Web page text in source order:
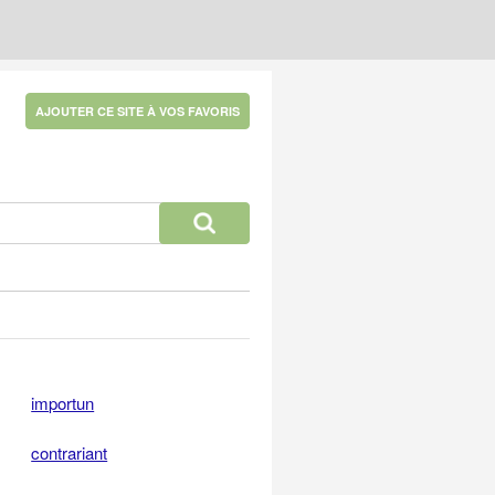
AJOUTER CE SITE À VOS FAVORIS
importun
contrariant